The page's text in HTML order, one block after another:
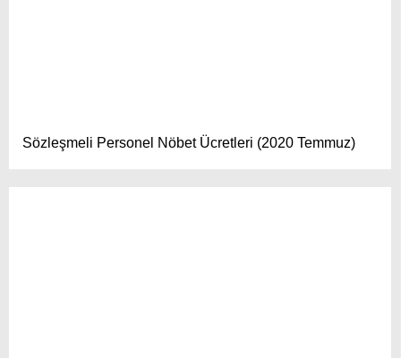
Sözleşmeli Personel Nöbet Ücretleri (2020 Temmuz)